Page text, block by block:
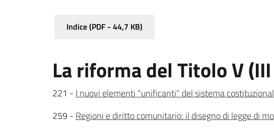
Indice(PDF- 44,7 KB)
La riforma del Titolo V
221 - I nuovi elementi "unificanti" del sistema
259 - Regioni e diritto comunitario: il disegno di legge di